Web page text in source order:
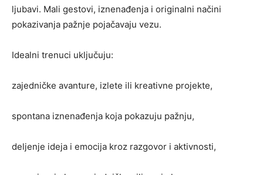
ljubavi. Mali gestovi, iznenađenja i originalni načini
pokazivanja pažnje pojačavaju vezu.
Idealni trenuci uključuju:
zajedničke avanture, izlete ili kreativne projekte,
spontana iznenađenja koja pokazuju pažnju,
deljenje ideja i emocija kroz razgovor i aktivnosti,